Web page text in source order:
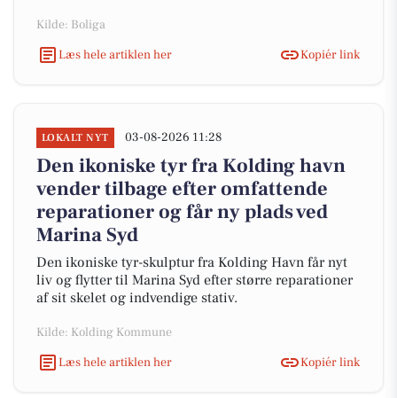
Kilde: Boliga
Læs hele artiklen her
Kopiér link
LOKALT NYT 03-08-2026 11:28
Den ikoniske tyr fra Kolding havn
vender tilbage efter omfattende
reparationer og får ny plads ved
Marina Syd
Den ikoniske tyr-skulptur fra Kolding Havn får nyt
liv og flytter til Marina Syd efter større reparationer
af sit skelet og indvendige stativ.
Kilde: Kolding Kommune
Læs hele artiklen her
Kopiér link